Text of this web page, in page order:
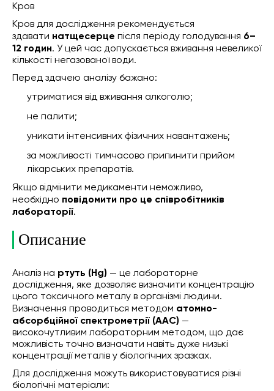
Кров
Кров для дослідження рекомендується
здавати натщесерце після періоду голодування 6–
12 годин. У цей час допускається вживання невеликої
кількості негазованої води.
Перед здачею аналізу бажано:
утриматися від вживання алкоголю;
не палити;
уникати інтенсивних фізичних навантажень;
за можливості тимчасово припинити прийом
лікарських препаратів.
Якщо відмінити медикаменти неможливо,
необхідно повідомити про це співробітників
лабораторії.
Описание
Аналіз на ртуть (Hg) — це лабораторне
дослідження, яке дозволяє визначити концентрацію
цього токсичного металу в організмі людини.
Визначення проводиться методом атомно-
абсорбційної спектрометрії (ААС) —
високочутливим лабораторним методом, що дає
можливість точно визначати навіть дуже низькі
концентрації металів у біологічних зразках.
Для дослідження можуть використовуватися різні
біологічні матеріали: